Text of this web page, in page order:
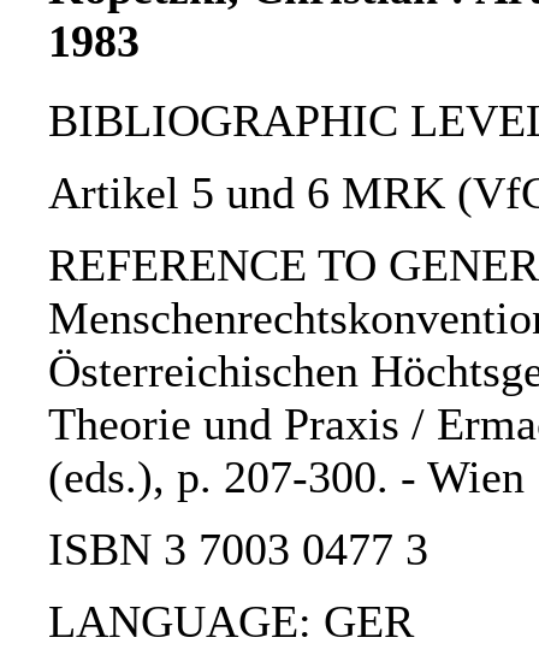
1983
BIBLIOGRAPHIC
Artikel 5 und 6 MRK
REFERENCE TO
Österreichischen
Theorie und Praxis /
(eds.), p. 207-300. -
ISBN 3 7003 0477 3
LANGUAGE: GER